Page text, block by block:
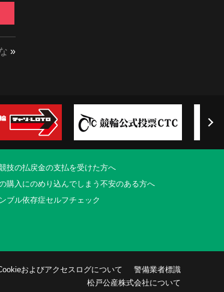
»
技の払戻金の支払を受けた方へ
購入にのめり込んでしまう不安のある方へ
ブル依存症セルフチェック
およびアクセスログについて
警備業者標識
松戸公産株式会社について